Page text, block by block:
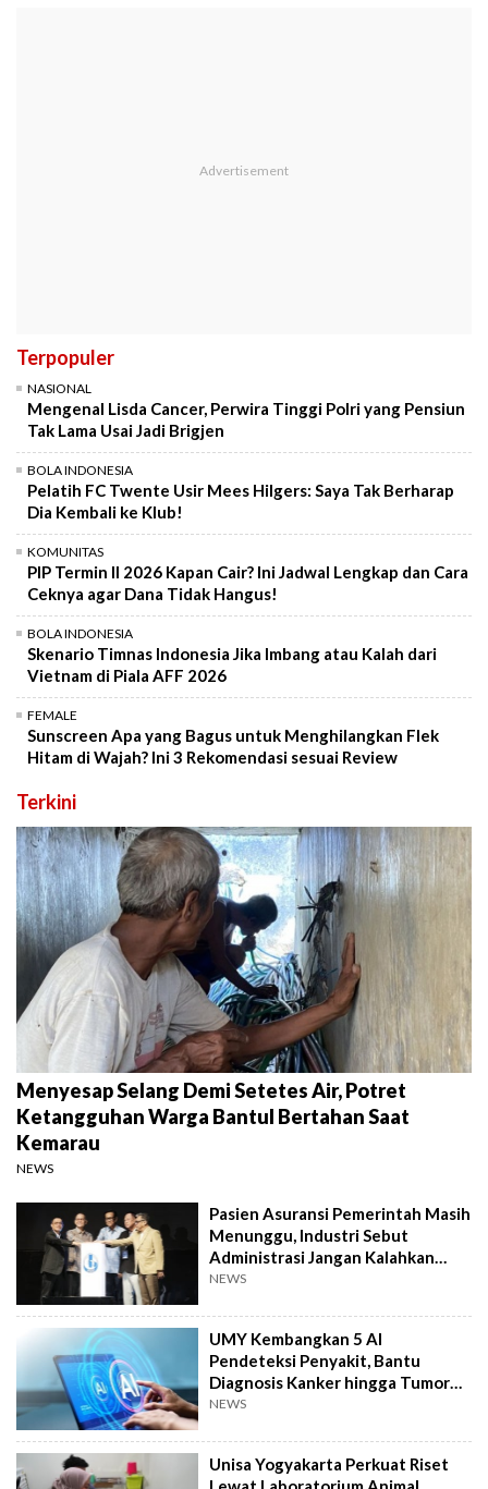
Terpopuler
NASIONAL
Mengenal Lisda Cancer, Perwira Tinggi Polri yang Pensiun
Tak Lama Usai Jadi Brigjen
BOLA INDONESIA
Pelatih FC Twente Usir Mees Hilgers: Saya Tak Berharap
Dia Kembali ke Klub!
KOMUNITAS
PIP Termin II 2026 Kapan Cair? Ini Jadwal Lengkap dan Cara
Ceknya agar Dana Tidak Hangus!
BOLA INDONESIA
Skenario Timnas Indonesia Jika Imbang atau Kalah dari
Vietnam di Piala AFF 2026
FEMALE
Sunscreen Apa yang Bagus untuk Menghilangkan Flek
Hitam di Wajah? Ini 3 Rekomendasi sesuai Review
Terkini
Menyesap Selang Demi Setetes Air, Potret
Ketangguhan Warga Bantul Bertahan Saat
Kemarau
NEWS
Pasien Asuransi Pemerintah Masih
Menunggu, Industri Sebut
Administrasi Jangan Kalahkan
Kemanusiaan
NEWS
UMY Kembangkan 5 AI
Pendeteksi Penyakit, Bantu
Diagnosis Kanker hingga Tumor
Otak Lebih Cepat
NEWS
Unisa Yogyakarta Perkuat Riset